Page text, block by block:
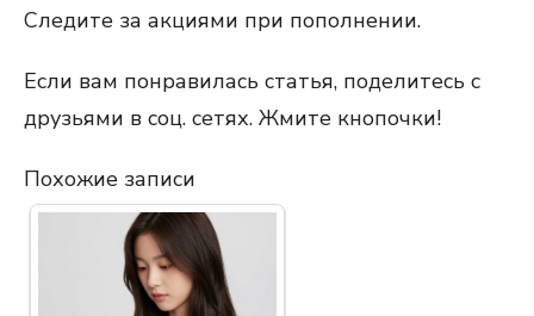
Следите за акциями при пополнении.
Если вам понравилась статья, поделитесь с
друзьями в соц. сетях. Жмите кнопочки!
Похожие записи